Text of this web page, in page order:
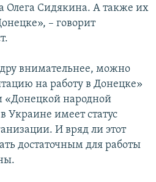
Олега Сидякина. А также их
– говорит
внимательнее, можно
на работу в Донецке»
«Донецкой народной
Украине имеет статус
И вряд ли этот
достаточным для работы